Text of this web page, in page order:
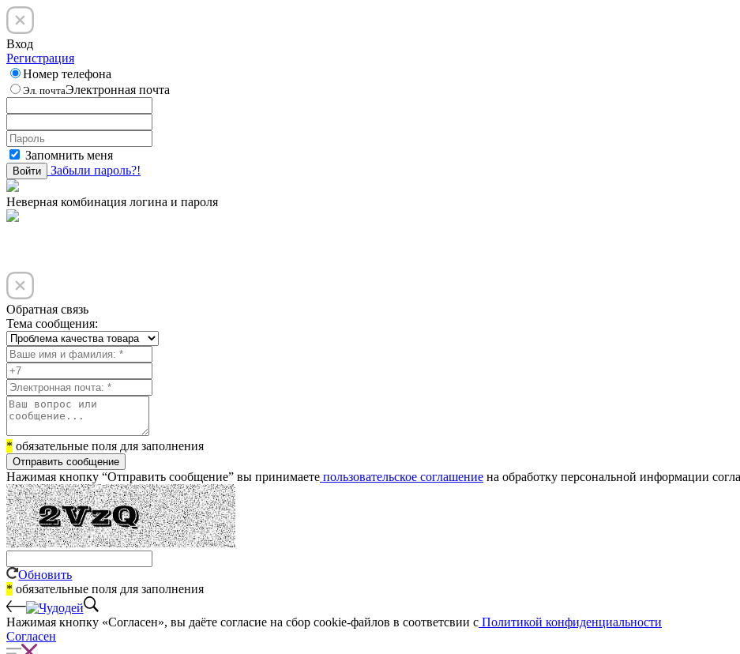
Вход
Регистрация
Номер телефона
Эл. почтаЭлектронная почта
Запомнить меня
Войти Забыли пароль?!
Неверная комбинация логина и пароля
Обратная связь
Тема сообщения:
* обязательные поля для заполнения
Отправить сообщение
Нажимая кнопку “Отправить сообщение” вы принимаете пользовательское соглашение на обработку персональной информации
Обновить
* обязательные поля для заполнения
Нажимая кнопку «Согласен», вы даёте cогласие на сбор cookie-файлов в соответсвии с Политикой конфиденциальности
Согласен